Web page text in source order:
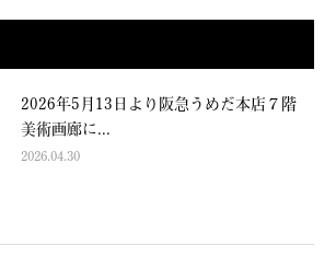
2026年5月13日より阪急うめだ本店７階
美術画廊に...
2026.04.30